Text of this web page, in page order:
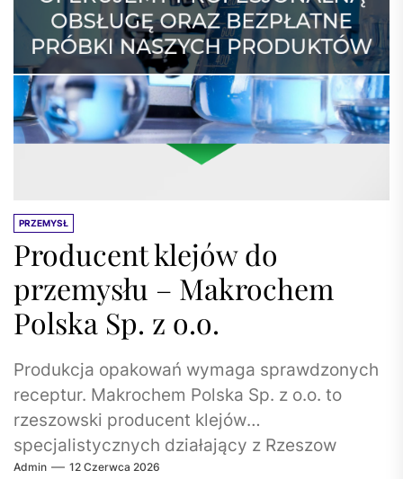
PRZEMYSŁ
Producent klejów do
przemysłu – Makrochem
Polska Sp. z o.o.
Produkcja opakowań wymaga sprawdzonych
receptur. Makrochem Polska Sp. z o.o. to
rzeszowski producent klejów
specjalistycznych działający z Rzeszow
Admin 12 Czerwca 2026